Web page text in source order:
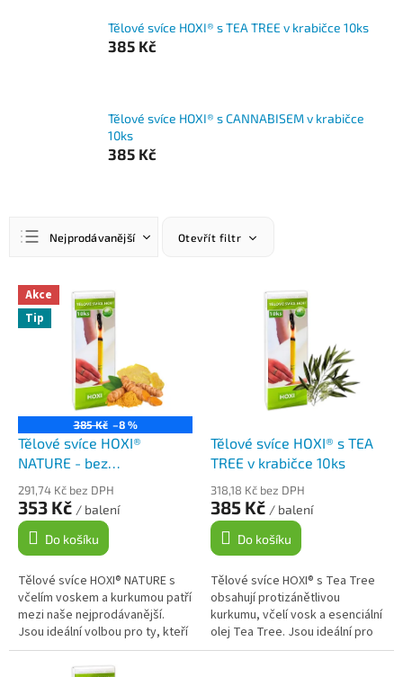
Tělové svíce HOXI® s TEA TREE v krabičce 10ks
385 Kč
Tělové svíce HOXI® s CANNABISEM v krabičce
10ks
385 Kč
e
n
u
Nejprodávanější
Nejdražší
Abecedně
Otevřít filtr
V
p
Akce
Tip
385 Kč –8 %
Tělové svíce HOXI®
NATURE - bez
esenciálních olejů - v
krabičce 10ks
291,74 Kč bez DPH
353 Kč / balení
Do košíku
Tělové svíce HOXI® NATURE s
včelím voskem a kurkumou patří
mezi naše nejprodávanější.
Jsou ideální volbou pro ty, kteří
preferují svíčky bez
esenciálních olejů a hledají...
Tělové svíce HOXI® s TEA
TREE v krabičce 10ks
318,18 Kč bez DPH
385 Kč / balení
Do košíku
Tělové svíce HOXI® s Tea Tree
obsahují protizánětlivou
kurkumu, včelí vosk a esenciální
olej Tea Tree. Jsou ideální pro
ty, kteří hledají přírodní cestu k